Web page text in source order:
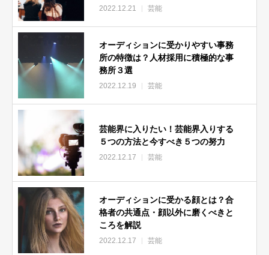
2022.12.21 芸能
オーディションに受かりやすい事務
所の特徴は？人材採用に積極的な事
務所３選
2022.12.19 芸能
芸能界に入りたい！芸能界入りする
５つの方法と今すべき５つの努力
2022.12.17 芸能
オーディションに受かる顔とは？合
格者の共通点・顔以外に磨くべきと
ころを解説
2022.12.17 芸能